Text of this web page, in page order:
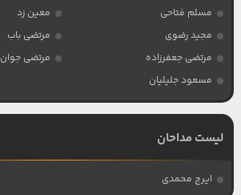
مسلم فتاحی
معین زد
مجید رضوی
مرتضی باب
مرتضی جعفرزاده
مرتضی جوان
مسعود جلیلیان
لیست مداحان
ایرج محمدی